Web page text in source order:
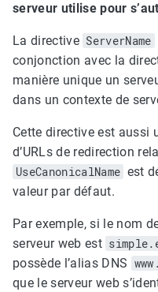
serveur utilise pour
La directive ServerName
conjonction avec la
manière unique un
dans un contexte de
Cette directive est aussi
d’URLs de redirection
UseCanonicalName est
valeur par défaut.
Par exemple, si le nom
serveur web est
possède l’alias DNS
que le serveur web